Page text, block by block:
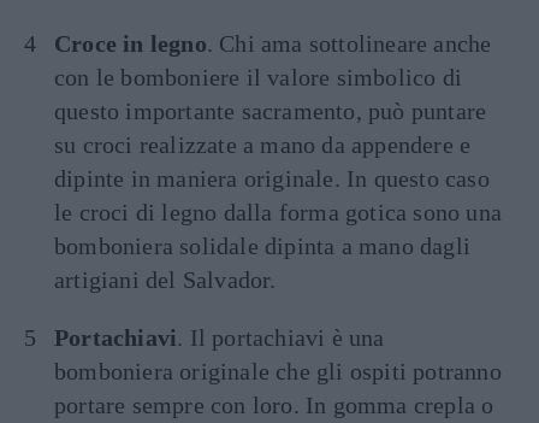
Croce in legno. Chi ama sottolineare anche
con le bomboniere il valore simbolico di
questo importante sacramento, può puntare
su croci realizzate a mano da appendere e
dipinte in maniera originale. In questo caso
le croci di legno dalla forma gotica sono una
bomboniera solidale dipinta a mano dagli
artigiani del Salvador.
Portachiavi. Il portachiavi è una
bomboniera originale che gli ospiti potranno
portare sempre con loro. In gomma crepla o